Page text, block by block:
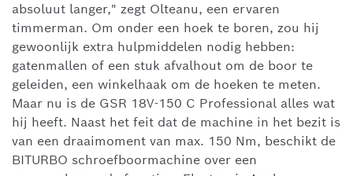
absoluut langer," zegt Olteanu, een ervaren
timmerman. Om onder een hoek te boren, zou hij
gewoonlijk extra hulpmiddelen nodig hebben:
gatenmallen of een stuk afvalhout om de boor te
geleiden, een winkelhaak om de hoeken te meten.
Maar nu is de GSR 18V-150 C Professional alles wat
hij heeft. Naast het feit dat de machine in het bezit is
van een draaimoment van max. 150 Nm, beschikt de
BITURBO schroefboormachine over een